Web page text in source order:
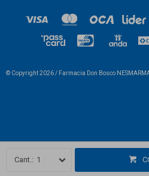
1
© Copyright 2026 / Farmacia Don Bosco